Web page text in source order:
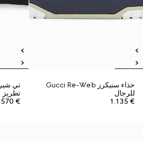
حذاء سنيكرز Gucci Re-Web
للرجال
€ 1.135
تي
تطريز
€ 570